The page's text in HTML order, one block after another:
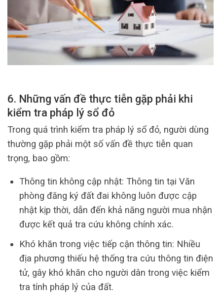
6. Những vấn đề thực tiễn gặp phải khi
kiểm tra pháp lý sổ đỏ
Trong quá trình kiểm tra pháp lý sổ đỏ, người dùng
thường gặp phải một số vấn đề thực tiễn quan
trọng, bao gồm:
Thông tin không cập nhật: Thông tin tại Văn
phòng đăng ký đất đai không luôn được cập
nhật kịp thời, dẫn đến khả năng người mua nhận
được kết quả tra cứu không chính xác.
Khó khăn trong việc tiếp cận thông tin: Nhiều
địa phương thiếu hệ thống tra cứu thông tin điện
tử, gây khó khăn cho người dân trong việc kiểm
tra tính pháp lý của đất.